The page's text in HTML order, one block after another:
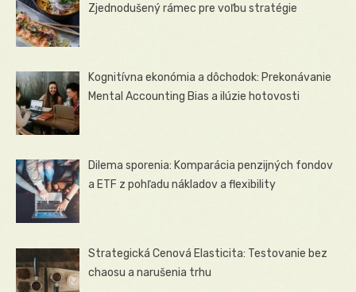
Zjednodušený rámec pre voľbu stratégie
Kognitívna ekonómia a dôchodok: Prekonávanie
Mental Accounting Bias a ilúzie hotovosti
Dilema sporenia: Komparácia penzijných fondov
a ETF z pohľadu nákladov a flexibility
Strategická Cenová Elasticita: Testovanie bez
chaosu a narušenia trhu